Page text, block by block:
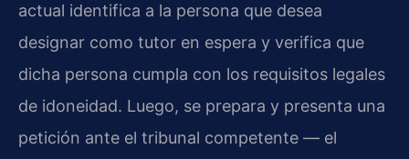
actual identifica a la persona que desea
designar como tutor en espera y verifica que
dicha persona cumpla con los requisitos legales
de idoneidad. Luego, se prepara y presenta una
petición ante el tribunal competente — el